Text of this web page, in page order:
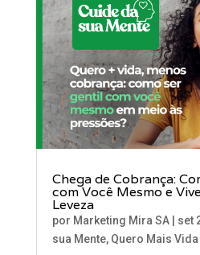
Chega de Cobrança:
com Você Mesmo e
Leveza
por Marketing Mira SA| set
sua Mente, Quero Mais Vida